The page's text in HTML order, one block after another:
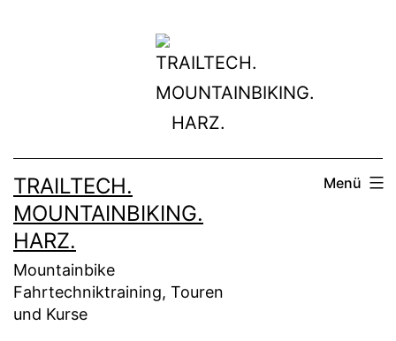
TRAILTECH.
MOUNTAINBIKING.
HARZ.
Mountainbike
Fahrtechniktraining, Touren
und Kurse
Menü